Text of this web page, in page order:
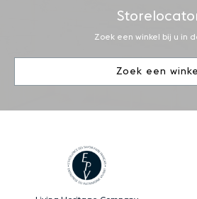
Zoek een winkel bij u in
Zoek een winkel